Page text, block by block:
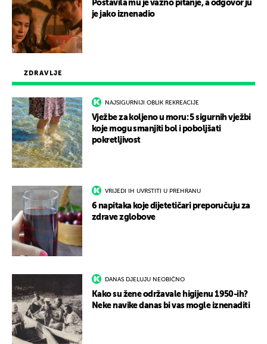
ZDRAVLJE
NAJSIGURNIJI OBLIK REKREACIJE
Vježbe za koljeno u moru: 5 sigurnih vježbi
koje mogu smanjiti bol i poboljšati
pokretljivost
VRIJEDI IH UVRSTITI U PREHRANU
6 napitaka koje dijetetičari preporučuju za
zdrave zglobove
DANAS DJELUJU NEOBIČNO
Kako su žene održavale higijenu 1950-ih?
Neke navike danas bi vas mogle iznenaditi
Postavila mu je važno pitanje, a odgovor ju
je jako iznenadio